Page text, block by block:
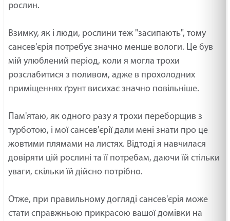
рослин.
Взимку, як і люди, рослини теж "засипають", тому
сансев'єрія потребує значно менше вологи. Це був
мій улюблений період, коли я могла трохи
розслабитися з поливом, адже в прохолодних
приміщеннях ґрунт висихає значно повільніше.
Пам'ятаю, як одного разу я трохи переборщив з
турботою, і мої сансев'єрії дали мені знати про це
жовтими плямами на листях. Відтоді я навчилася
довіряти цій рослині та її потребам, даючи їй стільки
уваги, скільки їй дійсно потрібно.
Отже, при правильному догляді сансев'єрія може
стати справжньою прикрасою вашої домівки на